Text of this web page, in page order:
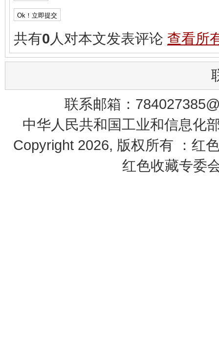
共有0 人对本文发表评论 查看所
联系邮箱：
中华人民共和国工业和信息化
Copyright 2026, 版权所有 ：红
红色收藏专委